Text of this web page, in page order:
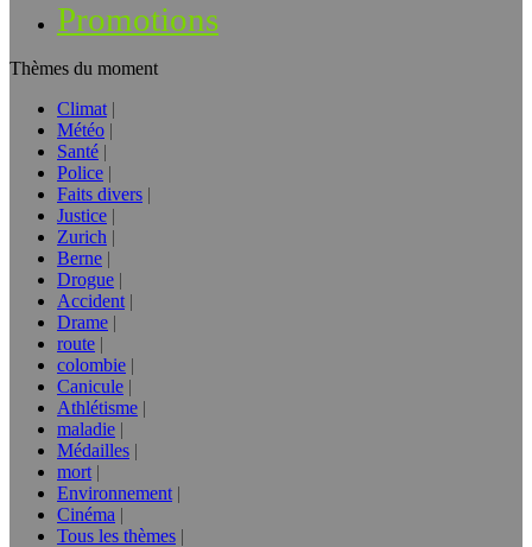
Promotions
Thèmes du moment
Climat
Météo
Santé
Police
Faits divers
Justice
Zurich
Berne
Drogue
Accident
Drame
route
colombie
Canicule
Athlétisme
maladie
Médailles
mort
Environnement
Cinéma
Tous les thèmes